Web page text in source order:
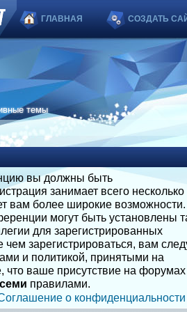
ГЛАВНАЯ СОЗДАТЬ
темы
вы должны быть
занимает всего несколько
вам более широкие возможности.
могут быть установлены
для зарегистрированных
зарегистрироваться, вам
и политикой, принятыми на
что ваше присутствие на форумах
правилами.
о конфиденциальности